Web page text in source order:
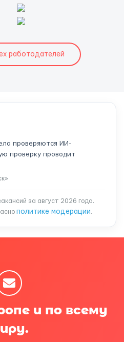
работодателей
проверяются ИИ-
проверку проводит
за август 2026 года.
политике модерации.
и по всему